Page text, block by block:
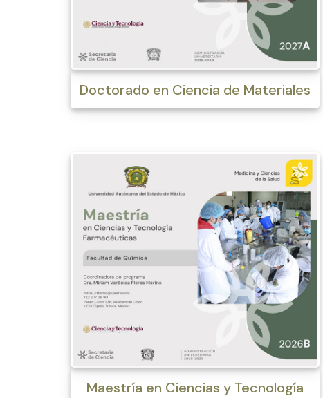
Doctorado en Ciencia de Materiales
Maestría en Ciencias y Tecnología